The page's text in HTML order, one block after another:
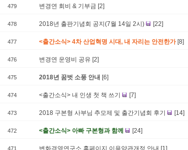
479 변경연 회비 & 기부금 [2]
478 2018년 출판기념회 공지(7월 14일 2시) [22]
477 <출간소식> 4차 산업혁명 시대, 내 자리는 안전한가 [8]
476 변경연 운영비 공유 [2]
475 2018년 꿈벗 소풍 안내 [6]
474 <출간소식> 내 인생 첫 책 쓰기 [7]
473 2018 구본형 사부님 추모제 및 출간기념회 후기 [14]
472 <출간소식> 아빠 구본형과 함께 [24]
471 변화경영연구소 홈페이지 이용약관개정 안내 [1]